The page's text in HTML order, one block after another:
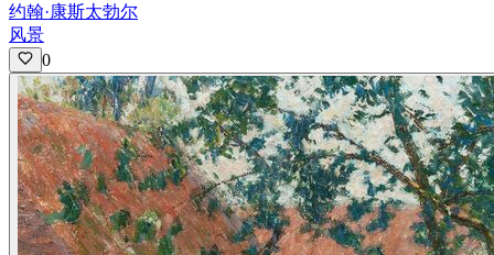
约翰·康斯太勃尔
风景
0